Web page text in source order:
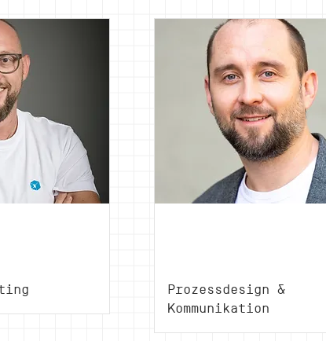
Prozessdesign &
Kommunikation